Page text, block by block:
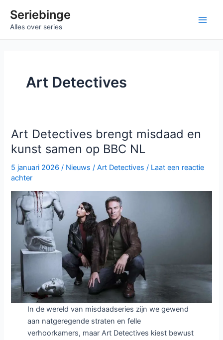
naarSeriebinge
Alles over series
Art Detectives
Art Detectives brengt misdaad en
kunst samen op BBC NL
5 januari 2026/ Nieuws /Art Detectives / Laat een reactie
achter
In de wereld van misdaadseries zijn we gewend
aan natgeregende straten en felle
verhoorkamers, maar Art Detectives kiest bewust